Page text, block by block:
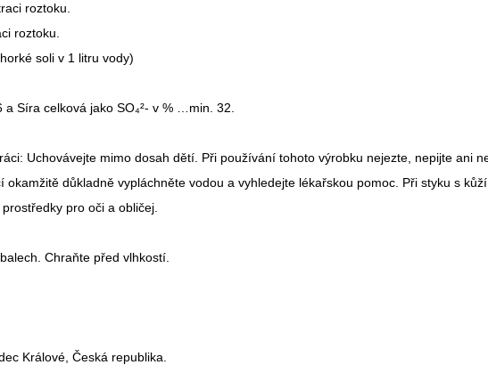
roztoku.
roztoku.
soli v 1 litru vody)
Síra celková jako SO₄²- v % …min. 32.
Uchovávejte mimo dosah dětí. Při používání tohoto výrobku nejezte, nepijte ani
důkladně vypláchněte vodou a vyhledejte lékařskou pomoc. Při styku s
pro oči a obličej.
Chraňte před vlhkostí.
Králové, Česká republika.